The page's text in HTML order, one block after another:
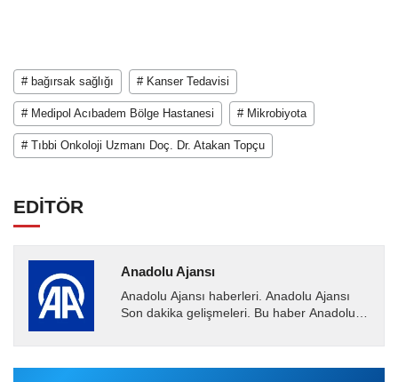
# bağırsak sağlığı # Kanser Tedavisi
# Medipol Acıbadem Bölge Hastanesi # Mikrobiyota
# Tıbbi Onkoloji Uzmanı Doç. Dr. Atakan Topçu
EDİTÖR
Anadolu Ajansı
Anadolu Ajansı haberleri. Anadolu Ajansı
Son dakika gelişmeleri. Bu haber Anadolu
Ajansı tarafından...